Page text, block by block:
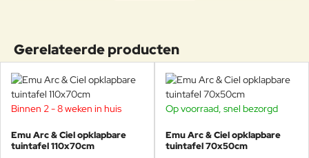
ruimte? Dan is Ø80cm vaak de mooiste en
meest comfortabele keuze.
Kom vergelijken in onze showroom
In de showroom in Voorschoten kun je de Pigalle tafels naast
elkaar zien en het verschil ervaren tussen de vaste ronde
Gerelateerde producten
Binnen 2 - 8 weken in huis
Emu Arc & Ciel opklapbare
tuintafel 110x70cm
Op voorraad, snel bezorgd
Emu Arc & Ciel opklapbare
tuintafel 70x50cm